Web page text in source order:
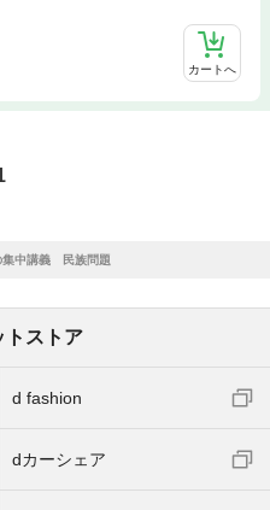
カートへ
集中講義 民族問題
トストア
d fashion
dカーシェア